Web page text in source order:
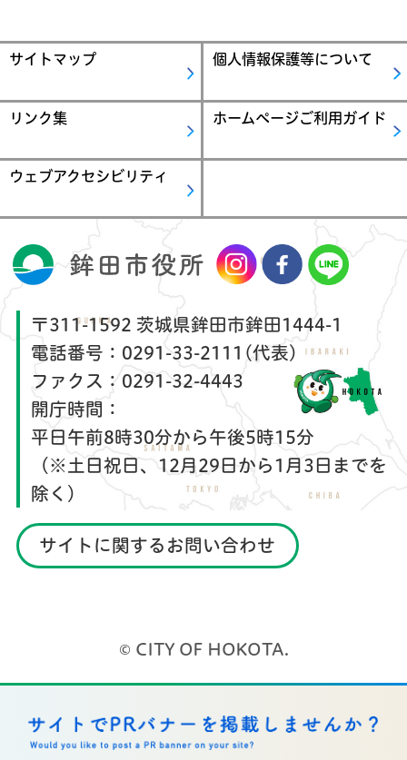
サイトマップ 個人情報保護等について
リンク集 ホームページご利用ガイド
ウェブアクセシビリティ
〒311-1592 茨城県鉾田市鉾田1444-1
電話番号： 0291-33-2111(代表)
ファクス： 0291-32-4443
開庁時間：
平日午前8時30分から午後5時15分
（※土日祝日、12月29日から1月3日までを
除く）
サイトに関するお問い合わせ
© CITY OF HOKOTA.